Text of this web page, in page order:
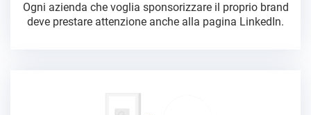
Ogni azienda che voglia sponsorizzare il proprio brand
deve prestare attenzione anche alla pagina LinkedIn.